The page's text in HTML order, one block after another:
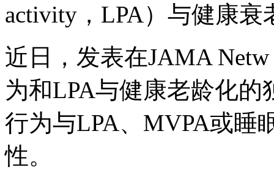
activity，LPA）与健康
近日，发表在JAMA
为和LPA与健康老龄化
行为与LPA、MVPA或睡
性。